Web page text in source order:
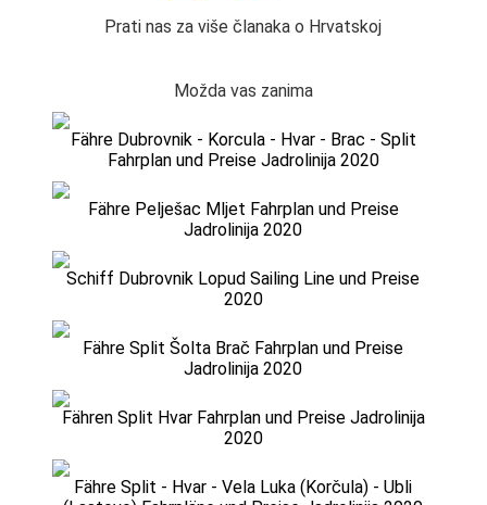
Prati nas za više članaka o Hrvatskoj
Možda vas zanima
Fähre Dubrovnik - Korcula - Hvar - Brac - Split
Fahrplan und Preise Jadrolinija 2020
Fähre Pelješac Mljet Fahrplan und Preise
Jadrolinija 2020
Schiff Dubrovnik Lopud Sailing Line und Preise
2020
Fähre Split Šolta Brač Fahrplan und Preise
Jadrolinija 2020
Fähren Split Hvar Fahrplan und Preise Jadrolinija
2020
Fähre Split - Hvar - Vela Luka (Korčula) - Ubli